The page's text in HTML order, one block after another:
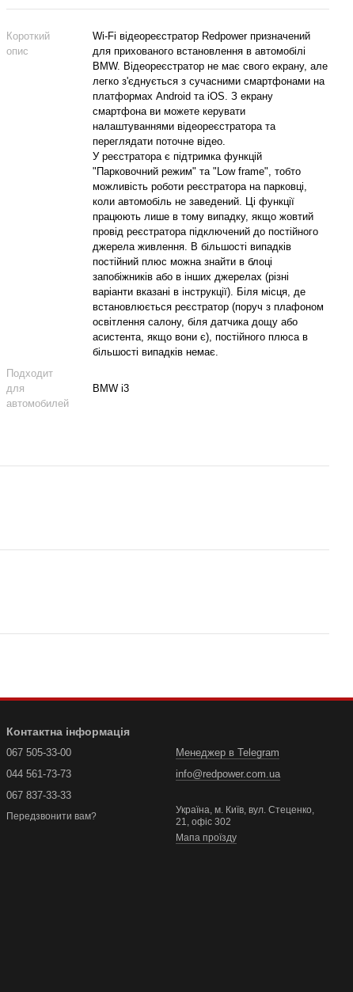
Короткий
опис
Wi-Fi відеореєстратор Redpower призначений
для прихованого встановлення в автомобілі
BMW. Відеореєстратор не має свого екрану, але
легко з'єднується з сучасними смартфонами на
платформах Android та iOS. З екрану
смартфона ви можете керувати
налаштуваннями відеореєстратора та
переглядати поточне відео.
У реєстратора є підтримка функцій
"Парковочний режим" та "Low frame", тобто
можливість роботи реєстратора на парковці,
коли автомобіль не заведений. Ці функції
працюють лише в тому випадку, якщо жовтий
провід реєстратора підключений до постійного
джерела живлення. В більшості випадків
постійний плюс можна знайти в блоці
запобіжників або в інших джерелах (різні
варіанти вказані в інструкції). Біля місця, де
встановлюється реєстратор (поруч з плафоном
освітлення салону, біля датчика дощу або
асистента, якщо вони є), постійного плюса в
більшості випадків немає.
Подходит
для
автомобилей
BMW i3
Контактна інформація
067 505-33-00
044 561-73-73
067 837-33-33
Передзвонити вам?
Менеджер в Telegram
info@redpower.com.ua
Україна, м. Київ, вул. Стеценко,
21, офіс 302
Мапа проїзду